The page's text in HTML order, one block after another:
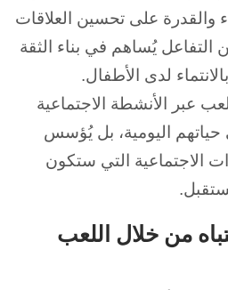
والقدرة على تحسين العلاقات
التفاعل يُساهم في بناء الثقة
لدى الأطفال.
عبر الأنشطة الاجتماعية
اليومية، بل يُؤسس
الاجتماعية التي ستكون
من خلال اللعب